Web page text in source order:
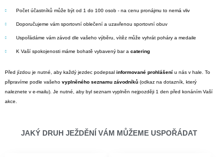
Počet účastníků může být od 1 do 100 osob - na cenu pronájmu to nemá vliv
Doporučujeme vám sportovní oblečení a uzavřenou sportovní obuv
Uspořádáme vám závod dle vašeho výběru, vítěz může vyhrát poháry a medaile
K Vaší spokojenosti máme bohatě vybavený bar a catering
Před jízdou je nutné, aby každý jezdec podepsal informované prohlášení u nás v hale. To
připravíme podle vašeho vyplněného seznamu závodníků (odkaz na dotazník, který
naleznete v e-mailu). Je nutné, aby byl seznam vyplněn nejpozději 1 den před konáním Vaší
akce.
JAKÝ DRUH JEŽDĚNÍ VÁM MŮŽEME USPOŘÁDAT